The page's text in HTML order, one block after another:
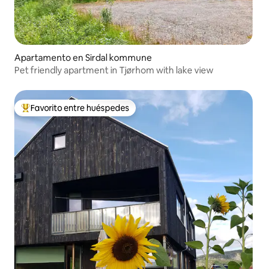
Apartamento en Sirdal kommune
Pet friendly apartment in Tjørhom with lake view
Favorito entre huéspedes preferido
Favorito entre huéspedes